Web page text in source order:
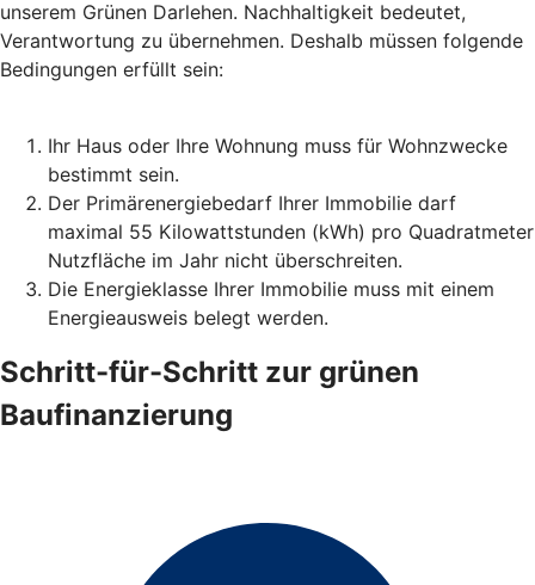
unserem Grünen Darlehen. Nachhaltigkeit bedeutet,
Verantwortung zu übernehmen. Deshalb müssen folgende
Bedingungen erfüllt sein:
Ihr Haus oder Ihre Wohnung muss für Wohnzwecke
bestimmt sein.
Der Primärenergiebedarf Ihrer Immobilie darf
maximal 55 Kilowattstunden (kWh) pro Quadratmeter
Nutzfläche im Jahr nicht überschreiten.
Die Energieklasse Ihrer Immobilie muss mit einem
Energieausweis belegt werden.
Schritt-für-Schritt zur grünen
Baufinanzierung